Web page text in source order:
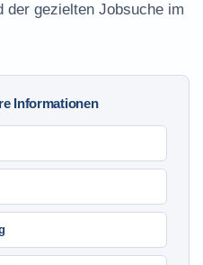
der gezielten Jobsuche im
Informationen